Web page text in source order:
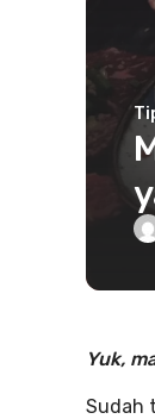
Yuk,
Sudah